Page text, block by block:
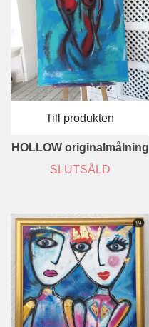
Till produkten
HOLLOW originalmålning
SLUTSÅLD